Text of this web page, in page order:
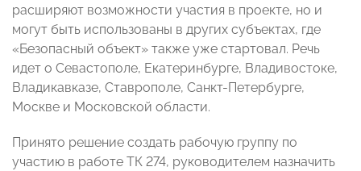
расширяют возможности участия в проекте, но и
могут быть использованы в других субъектах, где
«Безопасный объект» также уже стартовал. Речь
идет о Севастополе, Екатеринбурге, Владивостоке,
Владикавказе, Ставрополе, Санкт-Петербурге,
Москве и Московской области.
Принято решение создать рабочую группу по
участию в работе ТК 274, руководителем назначить